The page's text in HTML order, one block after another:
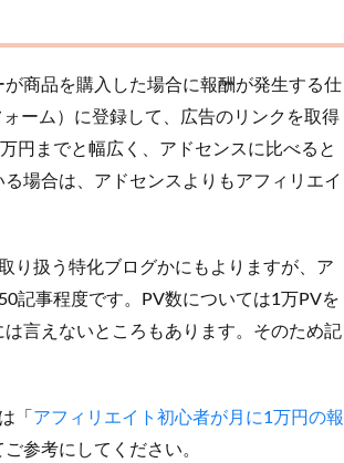
商品を購入した場合に報酬が発生する仕
ーム）に登録して、広告のリンクを取得
円までと幅広く、アドセンスに比べると
場合は、アドセンスよりもアフィリエイ
り扱う特化ブログかにもよりますが、ア
記事程度です。PV数については1万PVを
言えないところもあります。そのため記
「 アフィリエイト初心者が月に1万円の報
参考にしてください。